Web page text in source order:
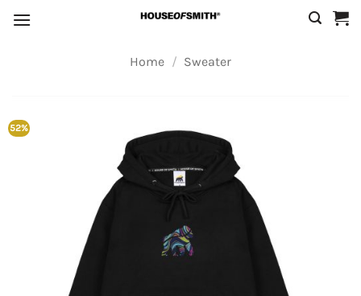
Home / Sweater
52%